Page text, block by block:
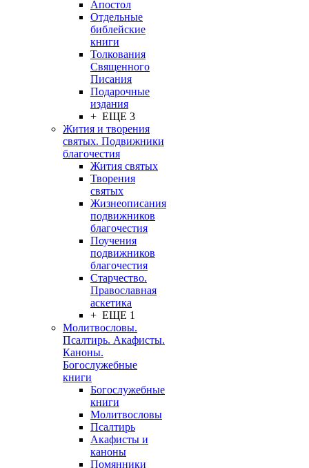
Апостол
Отдельные
библейские
книги
Толкования
Священного
Писания
Подарочные
издания
+ ЕЩЕ 3
Жития и творения
святых. Подвижники
благочестия
Жития святых
Творения
святых
Жизнеописания
подвижников
благочестия
Поучения
подвижников
благочестия
Старчество.
Православная
аскетика
+ ЕЩЕ 1
Молитвословы.
Псалтирь. Акафисты.
Каноны.
Богослужебные
книги
Богослужебные
книги
Молитвословы
Псалтирь
Акафисты и
каноны
Помянники